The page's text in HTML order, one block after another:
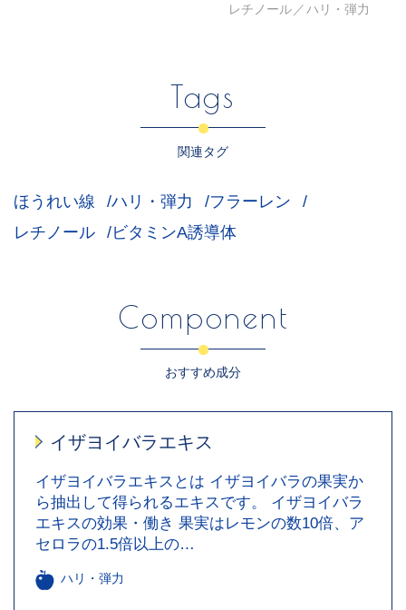
レチノール
ハリ・弾力
Tags
関連タグ
ほうれい線 ハリ・弾力
フラーレン
レチノール
ビタミンA誘導体
Component
おすすめ成分
イザヨイバラエキス
イザヨイバラエキスとは イザヨイバラの果実か
ら抽出して得られるエキスです。 イザヨイバラ
エキスの効果・働き 果実はレモンの数10倍、ア
セロラの1.5倍以上の…
ハリ・弾力